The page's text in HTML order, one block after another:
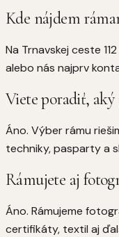
Kde nájdem
Na Trnavskej ceste
alebo nás najprv
Viete poradiť, aký
Áno. Výber rámu
techniky, pasparty a
Rámujete aj
Áno. Rámujeme
certifikáty, textil aj